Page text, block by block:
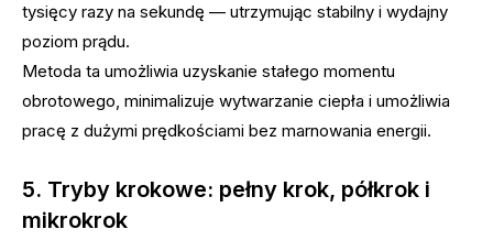
tysięcy razy na sekundę — utrzymując stabilny i wydajny
poziom prądu.
Metoda ta umożliwia uzyskanie stałego momentu
obrotowego, minimalizuje wytwarzanie ciepła i umożliwia
pracę z dużymi prędkościami bez marnowania energii.
5. Tryby krokowe: pełny krok, półkrok i
mikrokrok